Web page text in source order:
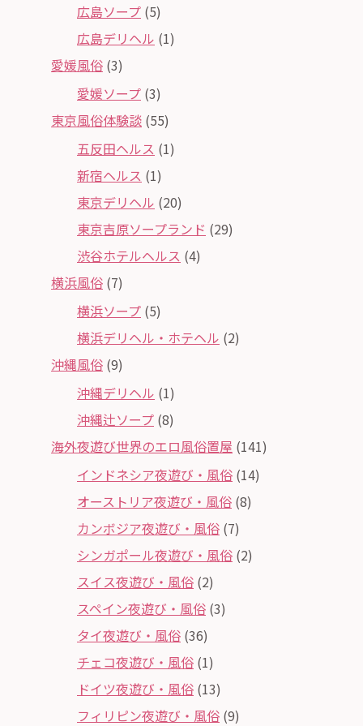
広島ソープ (5)
広島デリヘル (1)
愛媛風俗 (3)
愛媛ソープ (3)
東京風俗体験談 (55)
五反田ヘルス (1)
新宿ヘルス (1)
東京デリヘル (20)
東京吉原ソープランド (29)
渋谷ホテルヘルス (4)
横浜風俗 (7)
横浜ソープ (5)
横浜デリヘル・ホテヘル (2)
沖縄風俗 (9)
沖縄デリヘル (1)
沖縄辻ソープ (8)
海外夜遊び世界のエロ風俗置屋 (141)
インドネシア夜遊び・風俗 (14)
オーストリア夜遊び・風俗 (8)
カンボジア夜遊び・風俗 (7)
シンガポール夜遊び・風俗 (2)
スイス夜遊び・風俗 (2)
スペイン夜遊び・風俗 (3)
タイ夜遊び・風俗 (36)
チェコ夜遊び・風俗 (1)
ドイツ夜遊び・風俗 (13)
フィリピン夜遊び・風俗 (9)